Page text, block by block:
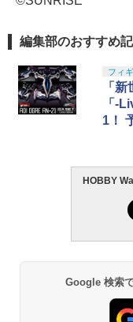
編集部のおすすめ
フィ
「
「-
1！
HOBBY
Google 検索